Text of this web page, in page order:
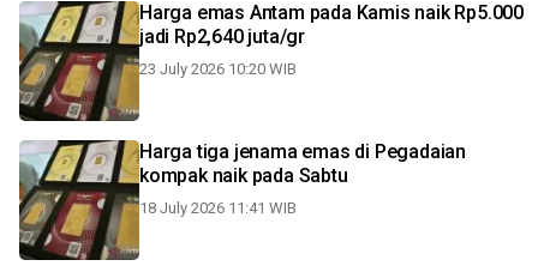
Harga emas Antam pada Kamis naik Rp5.000
jadi Rp2,640 juta/gr
23 July 2026 10:20 WIB
Harga tiga jenama emas di Pegadaian
kompak naik pada Sabtu
18 July 2026 11:41 WIB